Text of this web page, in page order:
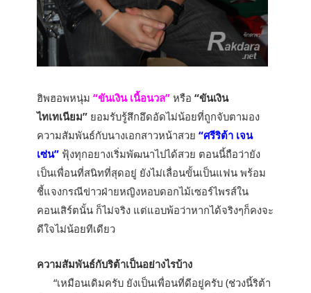
ฮิพฮอพหนุ่ม“ขันเงิน เนื้อนวล”หรือ“ขันเงิน
ไทเทเนียม” ยอมรับรู้สึกอึดอัดไม่น้อยที่ถูกจับตามอง
ความสัมพันธ์กับนางเอกสาวหน้าสวย“ศรีริต้า เจน
เซ่น” ฟุ้งทุกอยางเริ่มพัฒนาไปได้สวย ตอนนี้ถือว่ายัง
เป็นเพื่อนที่สนิทที่สุดอยู่ ยังไม่เลื่อนขั้นเป็นแฟน พร้อม
ชี้แจงกรณีข่าวฝ่ายหญิงหอบดอกไม้เซอร์ไพรส์ใน
คอนเสิร์ตนั้น ก็ไม่จริง แต่แอบพ้อว่าหากได้จริงๆก็คงจะ
ดีใจไม่น้อยทีเดียว
ความสัมพันธ์กับริต้าเป็นอย่างไรบ้าง
“เหมือนเดิมครับ ยังเป็นเพื่อนที่ดีอยู่ครับ (ช่วงนี้ริต้า